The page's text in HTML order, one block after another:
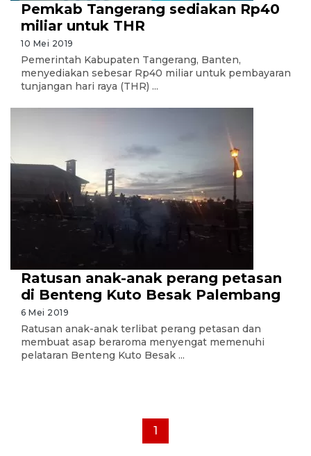
Pemkab Tangerang sediakan Rp40
miliar untuk THR
10 Mei 2019
Pemerintah Kabupaten Tangerang, Banten,
menyediakan sebesar Rp40 miliar untuk pembayaran
tunjangan hari raya (THR) ...
Ratusan anak-anak perang petasan
di Benteng Kuto Besak Palembang
6 Mei 2019
Ratusan anak-anak terlibat perang petasan dan
membuat asap beraroma menyengat memenuhi
pelataran Benteng Kuto Besak ...
1